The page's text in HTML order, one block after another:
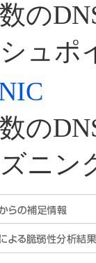
の
ュポ
の
ニン